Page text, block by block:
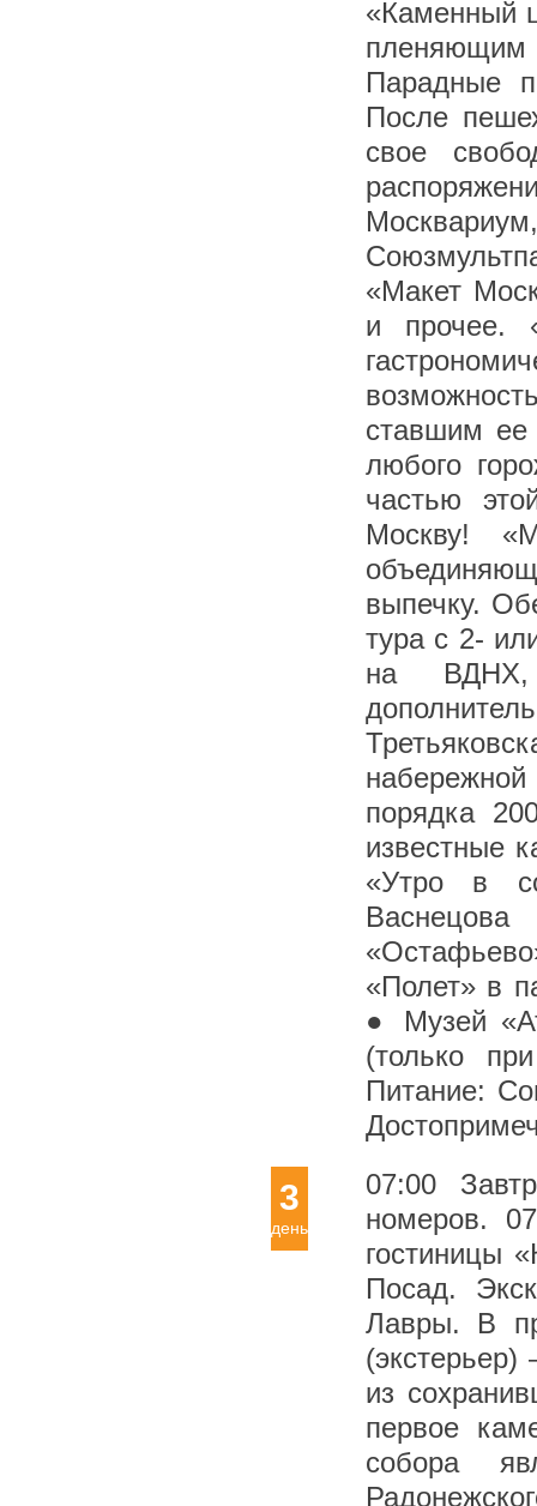
«Каменный
Парадные
После
свое
«Макет
и прочее.
ставшим ее
любого
частью
Москву!
выпечку.
тура с 2-
на ВДНХ,
порядка
известные
«Утро в
«Полет» в
● Музей
(только
Питание:
3
день
07:00
номеров.
гостиницы
Посад.
Лавры. В
из
первое
собора